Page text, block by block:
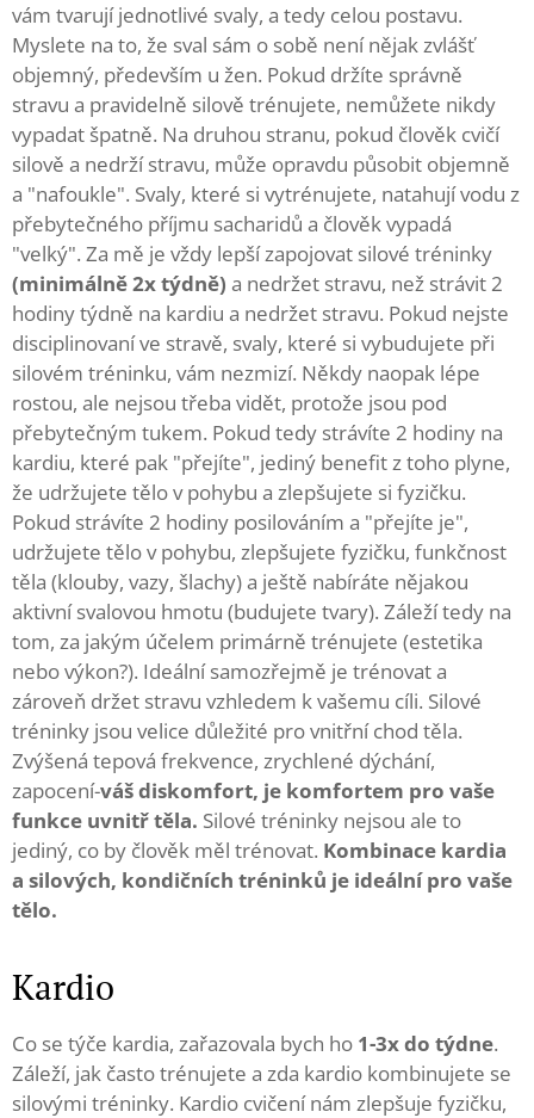
vám tvarují jednotlivé svaly, a tedy celou postavu.
Myslete na to, že sval sám o sobě není nějak zvlášť
objemný, především u žen. Pokud držíte správně
stravu a pravidelně silově trénujete, nemůžete nikdy
vypadat špatně. Na druhou stranu, pokud člověk cvičí
silově a nedrží stravu, může opravdu působit objemně
a "nafoukle". Svaly, které si vytrénujete, natahují vodu z
přebytečného příjmu sacharidů a člověk vypadá
"velký". Za mě je vždy lepší zapojovat silové tréninky
(minimálně 2x týdně) a nedržet stravu, než strávit 2
hodiny týdně na kardiu a nedržet stravu. Pokud nejste
disciplinovaní ve stravě, svaly, které si vybudujete při
silovém tréninku, vám nezmizí. Někdy naopak lépe
rostou, ale nejsou třeba vidět, protože jsou pod
přebytečným tukem. Pokud tedy strávíte 2 hodiny na
kardiu, které pak "přejíte", jediný benefit z toho plyne,
že udržujete tělo v pohybu a zlepšujete si fyzičku.
Pokud strávíte 2 hodiny posilováním a "přejíte je",
udržujete tělo v pohybu, zlepšujete fyzičku, funkčnost
těla (klouby, vazy, šlachy) a ještě nabíráte nějakou
aktivní svalovou hmotu (budujete tvary). Záleží tedy na
tom, za jakým účelem primárně trénujete (estetika
nebo výkon?). Ideální samozřejmě je trénovat a
zároveň držet stravu vzhledem k vašemu cíli. Silové
tréninky jsou velice důležité pro vnitřní chod těla.
Zvýšená tepová frekvence, zrychlené dýchání,
zapocení-váš diskomfort, je komfortem pro vaše
funkce uvnitř těla. Silové tréninky nejsou ale to
jediný, co by člověk měl trénovat. Kombinace kardia
a silových, kondičních tréninků je ideální pro vaše
tělo.
Kardio
Co se týče kardia, zařazovala bych ho 1-3x do týdne.
Záleží, jak často trénujete a zda kardio kombinujete se
silovými tréninky. Kardio cvičení nám zlepšuje fyzičku,